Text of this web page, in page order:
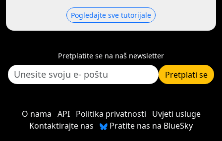
Pogledajte sve tutorijale
Pretplatite se na naš newsletter
Pretplati se
O nama API Politika privatnosti
Uvjeti usluge
Kontaktirajte nas
Pratite nas na BlueSky